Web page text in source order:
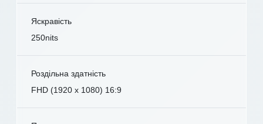
Яскравість
250nits
Роздільна здатність
FHD (1920 x 1080) 16:9